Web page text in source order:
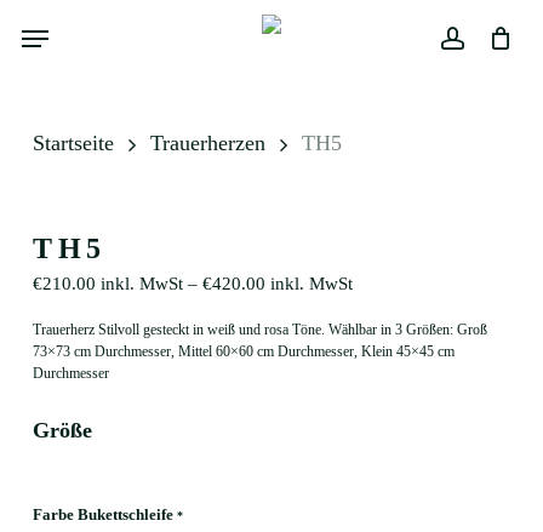
account
Menu
Close
Startseite Trauerherzen TH5
TH5
€210.00 inkl. MwSt– €420.00 inkl. MwSt
Trauerherz Stilvoll gesteckt in weiß und rosa Töne. Wählbar in 3 Größen: Groß
73×73 cm Durchmesser, Mittel 60×60 cm Durchmesser, Klein 45×45 cm
Durchmesser
Größe
Farbe Bukettschleife *